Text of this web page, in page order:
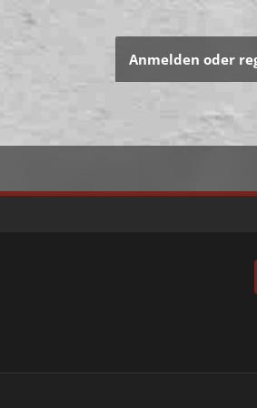
Anmelden oder